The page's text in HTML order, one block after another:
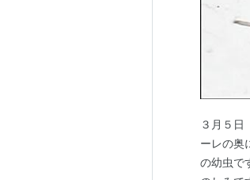
３月５日
ーレの奥
の幼虫で